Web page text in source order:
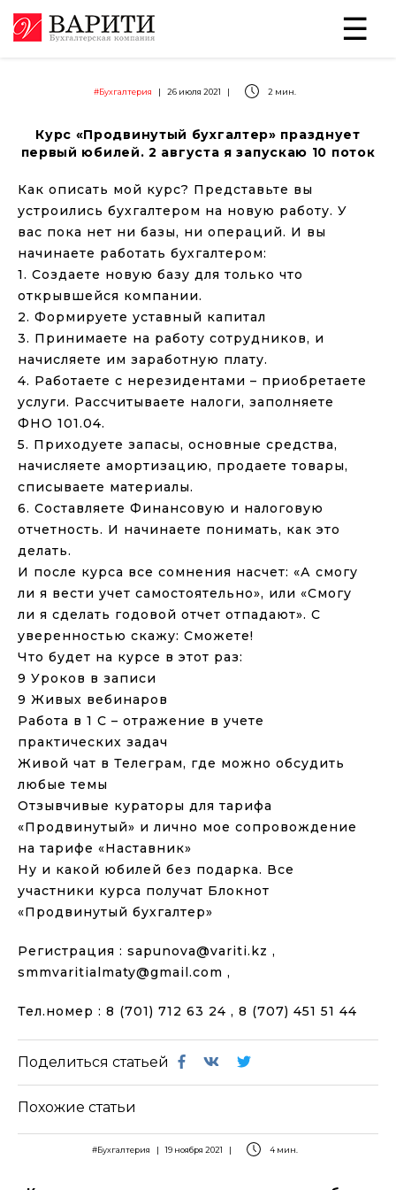
#Бухгалтерия | 26 июля 2021 | 2 мин.
Курс «Продвинутый бухгалтер» празднует
первый юбилей. 2 августа я запускаю 10 поток
Как описать мой курс? Представьте вы
устроились бухгалтером на новую работу. У
вас пока нет ни базы, ни операций. И вы
начинаете работать бухгалтером:
1. Создаете новую базу для только что
открывшейся компании.
2. Формируете уставный капитал
3. Принимаете на работу сотрудников, и
начисляете им заработную плату.
4. Работаете с нерезидентами – приобретаете
услуги. Рассчитываете налоги, заполняете
ФНО 101.04.
5. Приходуете запасы, основные средства,
начисляете амортизацию, продаете товары,
списываете материалы.
6. Составляете Финансовую и налоговую
отчетность. И начинаете понимать, как это
делать.
И после курса все сомнения насчет: «А смогу
ли я вести учет самостоятельно», или «Смогу
ли я сделать годовой отчет отпадают». С
уверенностью скажу: Сможете!
Что будет на курсе в этот раз:
9 Уроков в записи
9 Живых вебинаров
Работа в 1 С – отражение в учете
практических задач
Живой чат в Телеграм, где можно обсудить
любые темы
Отзывчивые кураторы для тарифа
«Продвинутый» и лично мое сопровождение
на тарифе «Наставник»
Ну и какой юбилей без подарка. Все
участники курса получат Блокнот
«Продвинутый бухгалтер»
Регистрация : sapunova@variti.kz ,
smmvaritialmaty@gmail.com ,
Тел.номер : 8 (701) 712 63 24 , 8 (707) 451 51 44
Поделиться статьей
Похожие статьи
#Бухгалтерия | 19 ноября 2021 | 4 мин.